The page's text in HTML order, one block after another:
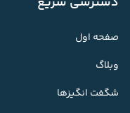
صفحه اول
وبلاگ
شگفت انگیزها